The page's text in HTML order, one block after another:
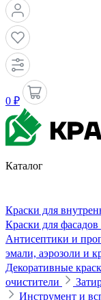
0 ₽
Каталог
Краски для
Краски для фасадов
Антисептики и
эмали, аэрозоли и
Декоративные
очистители
Инструмент и